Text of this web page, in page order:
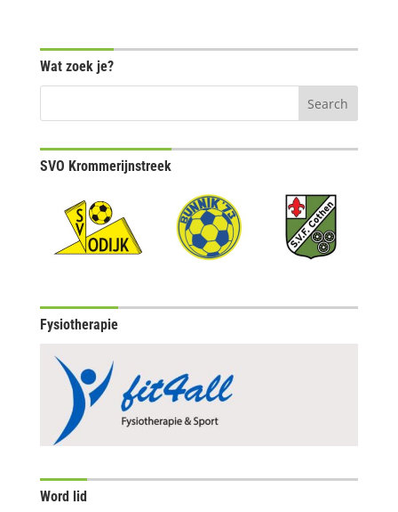
Wat zoek je?
SVO Krommerijnstreek
Fysiotherapie
Word lid